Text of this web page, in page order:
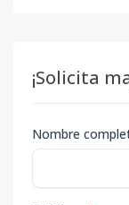
¡Solicita
Nombre